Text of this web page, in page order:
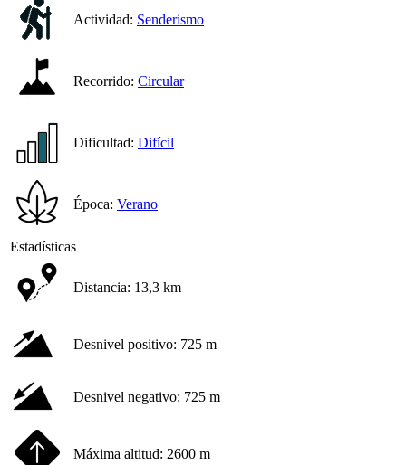
Actividad: Senderismo
Recorrido: Circular
Dificultad: Difícil
Época: Verano
Estadísticas
Distancia: 13,3 km
Desnivel positivo: 725 m
Desnivel negativo: 725 m
Máxima altitud: 2600 m